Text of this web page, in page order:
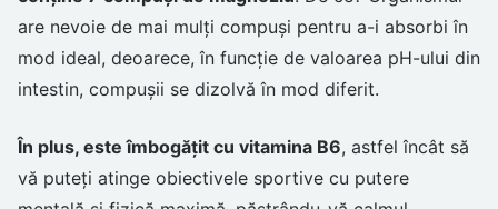
are nevoie de mai mulți compuși pentru a-i absorbi în
mod ideal, deoarece, în funcție de valoarea pH-ului din
intestin, compușii se dizolvă în mod diferit.
În plus, este îmbogățit cu vitamina B6, astfel încât să
vă puteți atinge obiectivele sportive cu putere